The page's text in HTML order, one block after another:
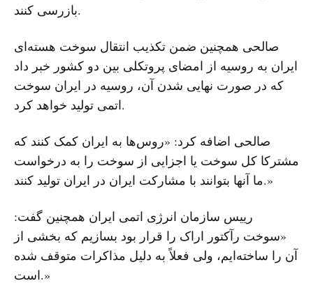
بازرسی کنند.
صالحی همچنین ضمن تکذیب انتقال سوخت هسته‌ای
ایران به روسیه از امضای پروتکلی بین دو کشور خبر داد
که در صورت نهایی شدن آن، روسیه در ایران سوخت
اتمی تولید خواهد کرد.
صالحی اضافه کرد: «روس‌ها به ایران کمک کنند که
مشترکا کل سوخت یا اجزایی از سوخت را به درخواست
ما آنها بتوانند با مشارکت ایران در ایران تولید کنند.»
رییس سازمان انرژی اتمی ایران همچنین گفت:
«سوخت رآکتور اراک را قرار بود بسازیم که بخشی از
آن را ساخته‌ایم، ولی فعلاً به دلیل مذاکرات متوقف شده
است.»